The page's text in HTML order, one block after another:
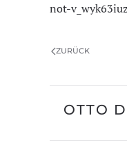
not-
ZURÜCK
OTTO